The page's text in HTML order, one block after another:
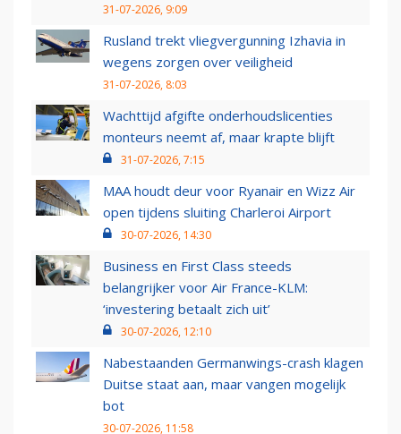
31-07-2026, 9:09
Rusland trekt vliegvergunning Izhavia in
wegens zorgen over veiligheid
31-07-2026, 8:03
Wachttijd afgifte onderhoudslicenties
monteurs neemt af, maar krapte blijft
31-07-2026, 7:15
MAA houdt deur voor Ryanair en Wizz Air
open tijdens sluiting Charleroi Airport
30-07-2026, 14:30
Business en First Class steeds
belangrijker voor Air France-KLM:
‘investering betaalt zich uit’
30-07-2026, 12:10
Nabestaanden Germanwings-crash klagen
Duitse staat aan, maar vangen mogelijk
bot
30-07-2026, 11:58